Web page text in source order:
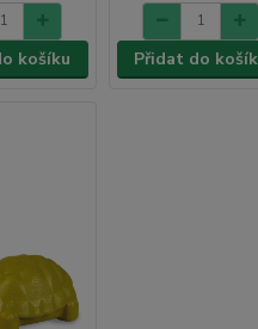
košíku Přidat do